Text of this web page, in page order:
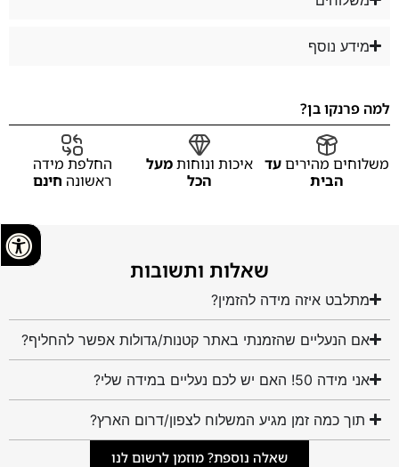
מידע נוסף
למה פרנקו בן?
משלוחים מהיריםעד
הבית
איכות ונוחותמעל
הכל
החלפת מידה
ראשונה חינם
שאלות ותשובות
מתלבט איזה מידה להזמין?
אם הנעליים שהזמנתי באתר קטנות/גדולות אפשר להחליף?
אני מידה 50! האם יש לכם נעליים במידה שלי?
תוך כמה זמן מגיע המשלוח לצפון/דרום הארץ?
שאלה נוספת? מוזמן לרשום לנו